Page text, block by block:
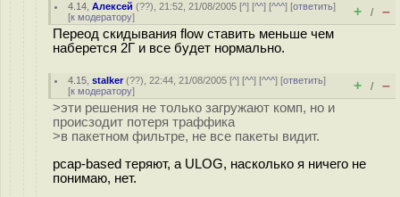
4.14 ,Алексей (??), 21:52, 21/08/2005 [^] [^^] [^^^] [ответить]
[к модератору] + / –
Переод скидывания flow ставить меньше чем
наберется 2Г и все будет нормально.
4.15 ,stalker(??), 22:44, 21/08/2005 [^] [^^] [^^^] [ответить]
[к модератору] + / –
>эти решения не только загружают комп, но и
происзодит потеря траффика
>в пакетном фильтре, не все пакеты видит.
pcap-based теряют, а ULOG, насколько я ничего не
понимаю, нет.